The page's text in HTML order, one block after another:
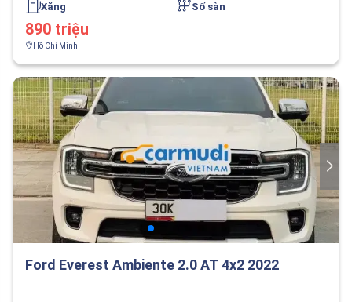
Xăng Số sàn
890 triệu
Hồ Chí Minh
Ford Everest Ambiente 2.0 AT 4x2 2022